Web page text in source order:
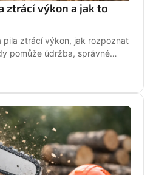
ztrácí výkon a jak to
pila ztrácí výkon, jak rozpoznat
pomůže údržba, správné